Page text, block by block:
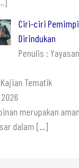
Ciri-ciri
Dirindukan
Penulis :
Tematik
merupakan
dalam […]